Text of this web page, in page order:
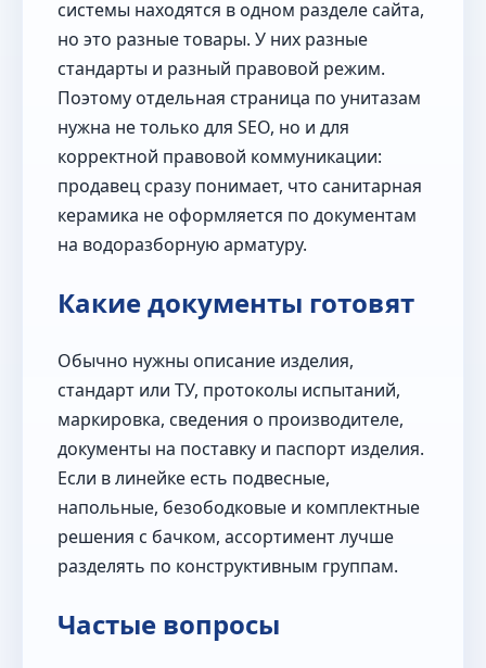
системы находятся в одном разделе сайта,
но это разные товары. У них разные
стандарты и разный правовой режим.
Поэтому отдельная страница по унитазам
нужна не только для SEO, но и для
корректной правовой коммуникации:
продавец сразу понимает, что санитарная
керамика не оформляется по документам
на водоразборную арматуру.
Какие документы готовят
Обычно нужны описание изделия,
стандарт или ТУ, протоколы испытаний,
маркировка, сведения о производителе,
документы на поставку и паспорт изделия.
Если в линейке есть подвесные,
напольные, безободковые и комплектные
решения с бачком, ассортимент лучше
разделять по конструктивным группам.
Частые вопросы